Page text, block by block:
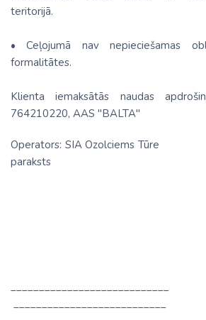
teritorijā.
• Ceļojumā nav nepieciešamas
formalitātes.
Klienta iemaksātās naudas
764210220, AAS "BALTA"
Operators: SIA
paraksts